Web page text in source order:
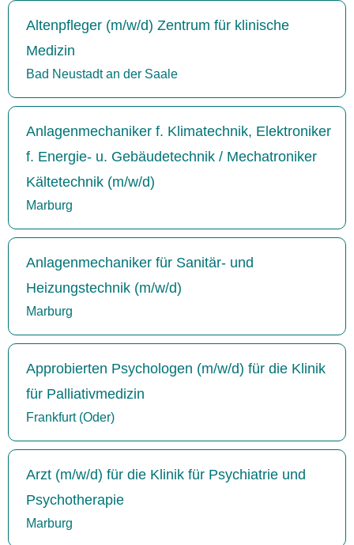
Altenpfleger (m/w/d) Zentrum für klinische
Medizin
Bad Neustadt an der Saale
Anlagenmechaniker f. Klimatechnik, Elektroniker
f. Energie- u. Gebäudetechnik / Mechatroniker
Kältetechnik (m/w/d)
Marburg
Anlagenmechaniker für Sanitär- und
Heizungstechnik (m/w/d)
Marburg
Approbierten Psychologen (m/w/d) für die Klinik
für Palliativmedizin
Frankfurt (Oder)
Arzt (m/w/d) für die Klinik für Psychiatrie und
Psychotherapie
Marburg